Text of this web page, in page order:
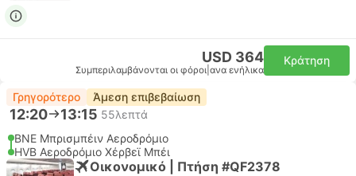
USD 364
Συμπεριλαμβάνονται οι φόροι ανα ενήλικα
Κράτηση
Γρηγορότερο Άμεση επιβεβαίωση
12:20 13:15 55λεπτά
BNE Μπρισμπέιν Αεροδρόμιο
HVB Αεροδρόμιο Χέρβεϊ Μπέι
Οικονομικό | Πτήση #QF2378